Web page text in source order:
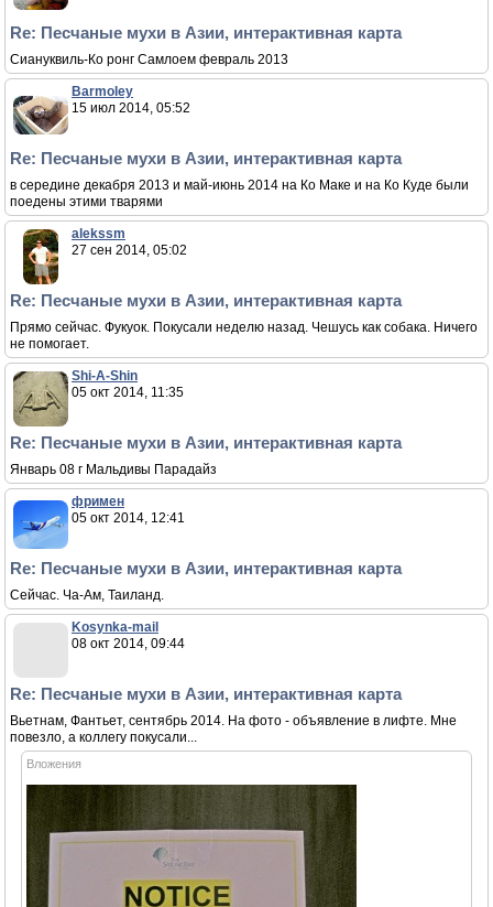
Re: Песчаные мухи в Азии, интерактивная карта
Сиануквиль-Ко ронг Самлоем февраль 2013
Barmoley
15 июл 2014, 05:52
Re: Песчаные мухи в Азии, интерактивная карта
в середине декабря 2013 и май-июнь 2014 на Ко Маке и на Ко Куде были
поедены этими тварями
alekssm
27 сен 2014, 05:02
Re: Песчаные мухи в Азии, интерактивная карта
Прямо сейчас. Фукуок. Покусали неделю назад. Чешусь как собака. Ничего
не помогает.
Shi-A-Shin
05 окт 2014, 11:35
Re: Песчаные мухи в Азии, интерактивная карта
Январь 08 г Мальдивы Парадайз
фримен
05 окт 2014, 12:41
Re: Песчаные мухи в Азии, интерактивная карта
Сейчас. Ча-Ам, Таиланд.
Kosynka-mail
08 окт 2014, 09:44
Re: Песчаные мухи в Азии, интерактивная карта
Вьетнам, Фантьет, сентябрь 2014. На фото - объявление в лифте. Мне
повезло, а коллегу покусали...
Вложения